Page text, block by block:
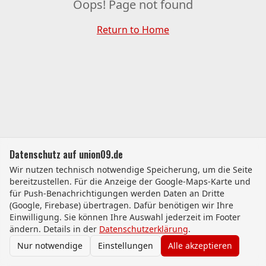
Oops! Page not found
Return to Home
Datenschutz auf union09.de
Wir nutzen technisch notwendige Speicherung, um die Seite
bereitzustellen. Für die Anzeige der Google-Maps-Karte und
für Push-Benachrichtigungen werden Daten an Dritte
(Google, Firebase) übertragen. Dafür benötigen wir Ihre
Einwilligung. Sie können Ihre Auswahl jederzeit im Footer
ändern. Details in der Datenschutzerklärung.
Nur notwendige
Einstellungen Alle akzeptieren